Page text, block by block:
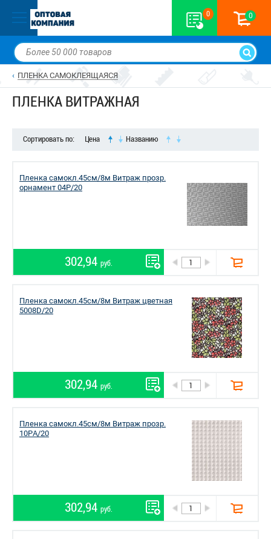
0 0
ПЛЕНКА САМОКЛЕЯЩАЯСЯ
ПЛЕНКА ВИТРАЖНАЯ
Сортировать по: Цена Названию
Пленка самокл.45см/8м Витраж прозр.
орнамент 04P/20
302,94 руб.
Пленка самокл.45см/8м Витраж цветная
5008D/20
302,94 руб.
Пленка самокл.45см/8м Витраж прозр.
10PА/20
302,94 руб.